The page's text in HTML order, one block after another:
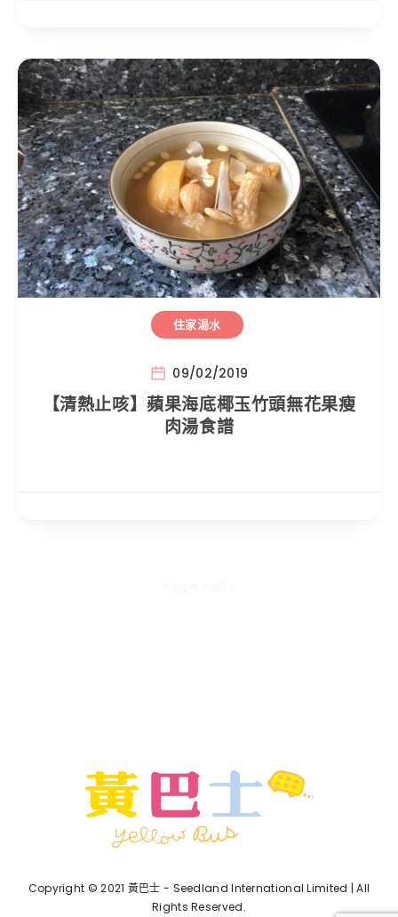
住家湯水
09/02/2019
【清熱止咳】蘋果海底椰玉竹頭無花果瘦
肉湯食譜
Copyright © 2021 黃巴士 - Seedland International Limited | All
Rights Reserved.